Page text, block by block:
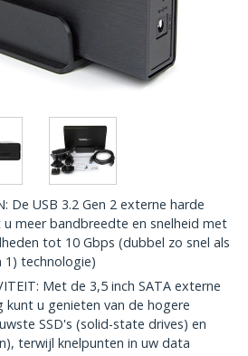
De USB 3.2 Gen 2 externe harde
meer bandbreedte en snelheid met
tot 10 Gbps (dubbel zo snel als
1) technologie)
Met de 3,5 inch SATA externe
kunt u genieten van de hogere
SSD's (solid-state drives) en
terwijl knelpunten in uw data